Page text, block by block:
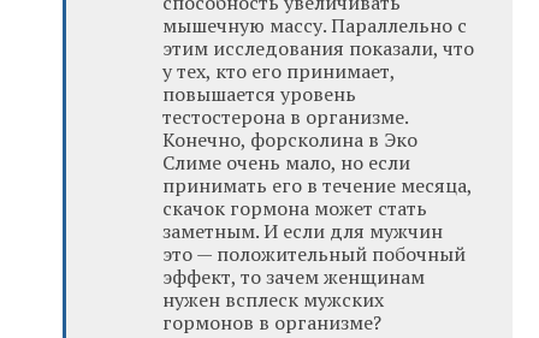
мышечную массу. Параллельно с
этим исследования показали, что
у тех, кто его принимает,
повышается уровень
тестостерона в организме.
Конечно, форсколина в Эко
Слиме очень мало, но если
принимать его в течение месяца,
скачок гормона может стать
заметным. И если для мужчин
это — положительный побочный
эффект, то зачем женщинам
нужен всплеск мужских
гормонов в организме?